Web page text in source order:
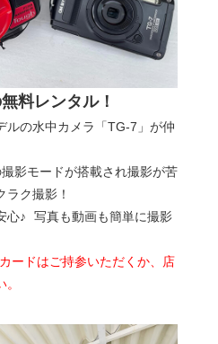
料レンタル！
ルの水中カメラ「TG-7」が仲
影モードが搭載され撮影が苦
ク撮影！
心♪ 写真も動画も簡単に撮影
ードはご持参いただくか、店